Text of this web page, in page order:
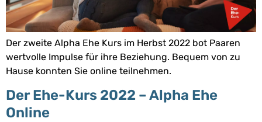
Der zweite Alpha Ehe Kurs im Herbst 2022 bot Paaren
wertvolle Impulse für ihre Beziehung. Bequem von zu
Hause konnten Sie online teilnehmen.
Der Ehe-Kurs 2022 – Alpha Ehe
Online